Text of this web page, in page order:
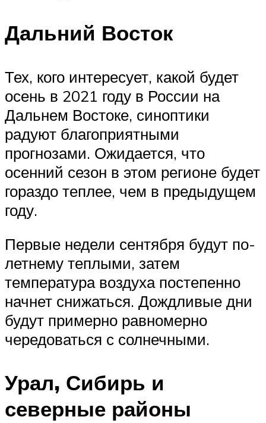
Дальний Восток
Тех, кого интересует, какой будет
осень в 2021 году в России на
Дальнем Востоке, синоптики
радуют благоприятными
прогнозами. Ожидается, что
осенний сезон в этом регионе будет
гораздо теплее, чем в предыдущем
году.
Первые недели сентября будут по-
летнему теплыми, затем
температура воздуха постепенно
начнет снижаться. Дождливые дни
будут примерно равномерно
чередоваться с солнечными.
Урал, Сибирь и
северные районы